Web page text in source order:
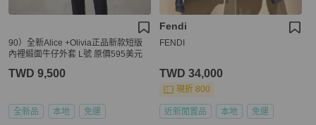
90）全新Alice +Olivia正品新款短版
內裡緞面牛仔外套 L號 原價595美元
TWD 9,500
全新品 本地 免運
Fendi
FENDI
TWD 34,000
現折 800
近新閒置品 本地 免運